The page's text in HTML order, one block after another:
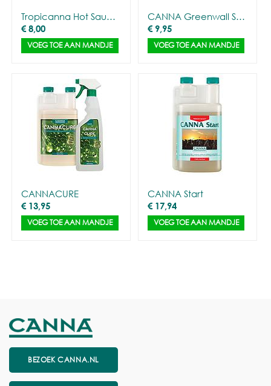
Tropicanna Hot Sauce – Limited Edition
€8,00
VOEG TOE AAN MANDJE
CANNA Greenwall Special
€ 9,95
VOEG TOE AAN MANDJE
CANNACURE
€ 13,95
VOEG TOE AAN MANDJE
CANNA Start
€ 17,94
VOEG TOE AAN MANDJE
BEZOEK CANNA.NL